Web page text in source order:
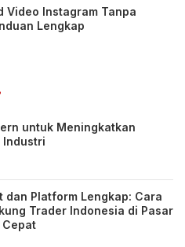
Video Instagram Tanpa
Lengkap
untuk Meningkatkan
Industri
dan Platform Lengkap: Cara
Trader Indonesia di Pasar